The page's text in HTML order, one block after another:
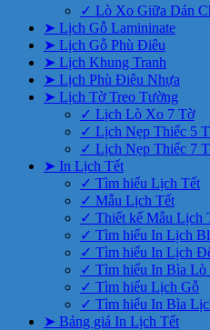
✓ Lò Xo Giữa Dán
➤ Lịch Gỗ Lamininate
➤ Lịch Gỗ Phù Điêu
➤ Lịch Khung Tranh
➤ Lịch Phù Điêu Nhựa
➤ Lịch Tờ Treo Tường
✓ Lịch Lò Xo 7 Tờ
✓ Lịch Nẹp Thiếc 5
✓ Lịch Nẹp Thiếc 7
➤ In Lịch Tết
✓ Tìm hiểu Lịch Tết
✓ Mẫu Lịch Tết
✓ Thiết kế Mẫu Lịch
✓ Tìm hiểu In Lịch
✓ Tìm hiểu In Lịch
✓ Tìm hiểu In Bìa Lò
✓ Tìm hiểu Lịch Gỗ
✓ Tìm hiểu In Bìa
➤ Bảng giá In Lịch Tết